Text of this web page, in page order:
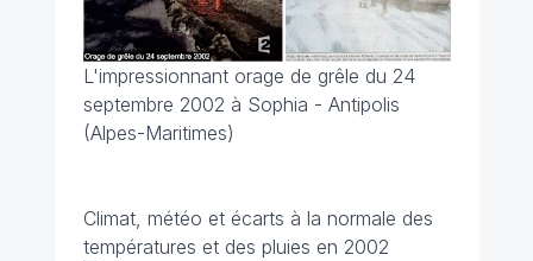
L'impressionnant orage de grêle du 24
septembre 2002 à Sophia - Antipolis
(Alpes-Maritimes)
Climat, météo et écarts à la normale des
températures et des pluies en 2002